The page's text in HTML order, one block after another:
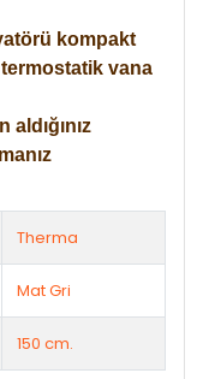
kompakt
vana
Therma
Mat Gri
150 cm.